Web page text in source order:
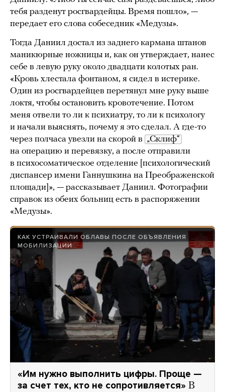
тебя разденут росгвардейцы. Время пошло», —
передает его слова собеседник «Медузы».
Тогда Даниил достал из заднего кармана штанов
маникюрные ножницы и, как он утверждает, нанес
себе в левую руку около двадцати колотых ран.
«Кровь хлестала фонтаном, я сидел в истерике.
Один из росгвардейцев перетянул мне руку выше
локтя, чтобы остановить кровотечение. Потом
меня отвели то ли к психиатру, то ли к психологу
и начали выяснять, почему я это сделал. А где-то
через полчаса увезли на скорой в „Склиф“
на операцию и перевязку, а после отправили
в психосоматическое отделение [психологический
диспансер имени Ганнушкина на Преображенской
площади]», — рассказывает Даниил. Фотографии
справок из обеих больниц есть в распоряжении
«Медузы».
КАК УСТРАИВАЛИ ОБЛАВЫ ПОСЛЕ ОБЪЯВЛЕНИЯ
МОБИЛИЗАЦИИ
«Им нужно выполнить цифры. Проще —
за счет тех, кто не сопротивляется» В